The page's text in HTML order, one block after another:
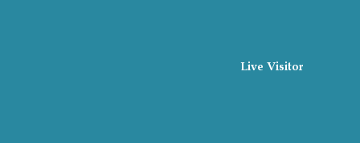
Live Visitor